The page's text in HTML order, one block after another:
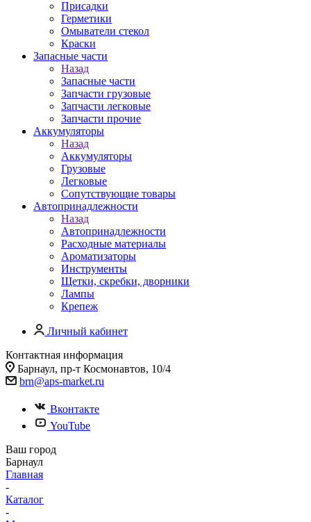
Присадки
Герметики
Омыватели стекол
Краски
Запасные части
Назад
Запасные части
Запчасти грузовые
Запчасти легковые
Запчасти прочие
Аккумуляторы
Назад
Аккумуляторы
Грузовые
Легковые
Сопутствующие товары
Автопринадлежности
Назад
Автопринадлежности
Расходные материалы
Ароматизаторы
Инструменты
Щетки, скребки, дворники
Лампы
Крепеж
Личный кабинет
Контактная информация
Барнаул, пр-т Космонавтов, 10/4
brn@aps-market.ru
Вконтакте
YouTube
Ваш город
Барнаул
Главная
-
Каталог
-